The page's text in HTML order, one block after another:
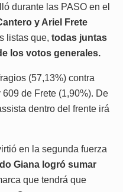
durante las PASO en el
y Ariel Frete
listas que, todas juntas
los votos generales.
(57,13%) contra
de Frete (1,90%). De
dentro del frente irá
en la segunda fuerza
Giana logró sumar
que tendrá que